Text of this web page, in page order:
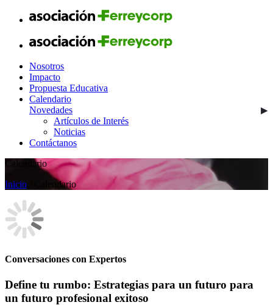
Nosotros
Impacto
Propuesta Educativa
Calendario
Novedades
Artículos de Interés
Noticias
Contáctanos
Calendario
Inicio / Calendario
Conversaciones con Expertos
Define tu rumbo: Estrategias para un futuro para
un futuro profesional exitoso